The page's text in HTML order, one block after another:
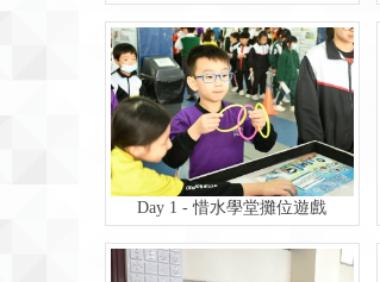
Day 1 - 惜水學堂攤位遊戲